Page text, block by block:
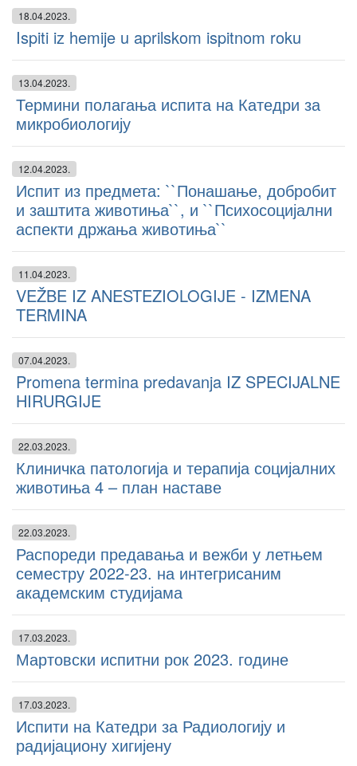
18.04.2023.
Ispiti iz hemije u aprilskom ispitnom roku
13.04.2023.
Термини полагања испита на Катедри за
микробиологију
12.04.2023.
Испит из предмета: ``Понашање, добробит
и заштита животиња``, и ``Психосоцијални
аспекти држања животиња``
11.04.2023.
VEŽBE IZ ANESTEZIOLOGIJE - IZMENA
TERMINA
07.04.2023.
Promena termina predavanja IZ SPECIJALNE
HIRURGIJE
22.03.2023.
Клиничка патологија и терапија социјалних
животиња 4 – план наставе
22.03.2023.
Распореди предавања и вежби у летњем
семестру 2022-23. на интегрисаним
академским студијама
17.03.2023.
Мартовски испитни рок 2023. године
17.03.2023.
Испити на Катедри за Радиологију и
радијациону хигијену